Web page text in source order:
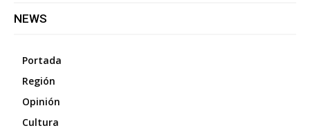
NEWS
Portada
Región
Opinión
Cultura